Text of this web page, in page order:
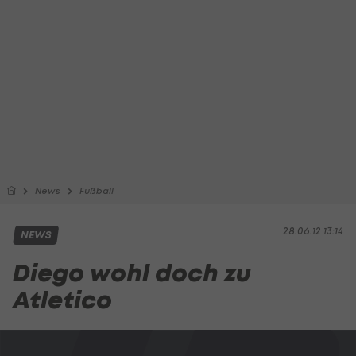
News Fußball
28.06.12 13:14
NEWS
Diego wohl doch zu
Atletico